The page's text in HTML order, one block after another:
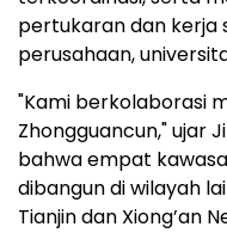
pertukaran dan
perusahaan,
"Kami berkolaborasi
Zhongguancun," ujar
bahwa empat
dibangun di wilayah
Tianjin dan Xiong’an